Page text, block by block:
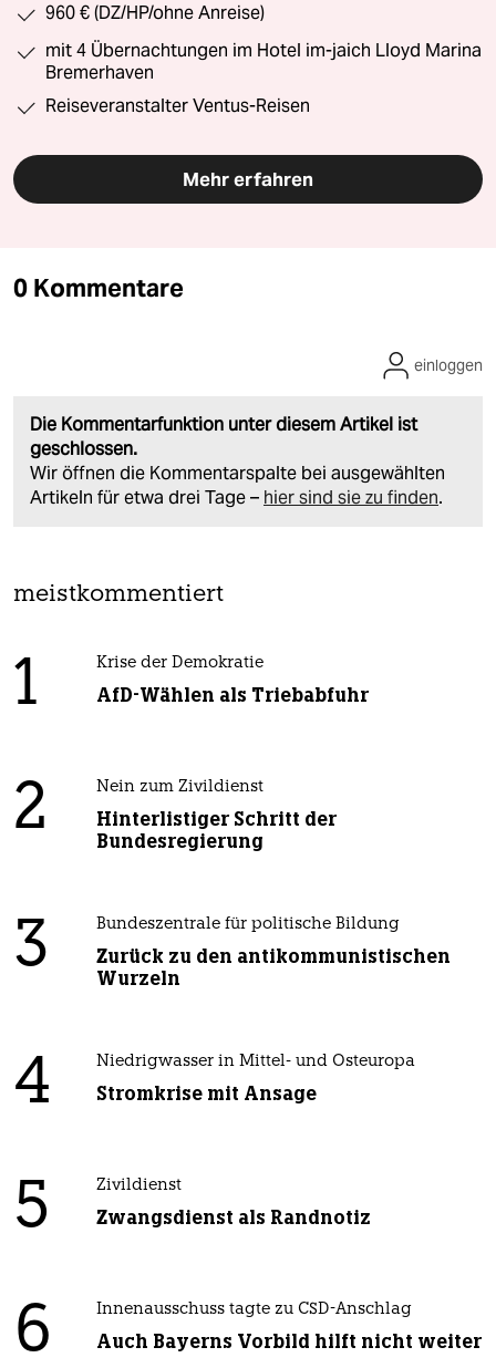
960 € (DZ/HP/ohne Anreise)
mit 4 Übernachtungen im Hotel im-jaich Lloyd Marina
Bremerhaven
Reiseveranstalter Ventus-Reisen
Mehr erfahren
0 Kommentare
Die Kommentarfunktion unter diesem Artikel ist
geschlossen.
Wir öffnen die Kommentarspalte bei ausgewählten
Artikeln für etwa drei Tage – hier sind sie zu finden.
einloggen
meistkommentiert
1 Krise der Demokratie
AfD-Wählen als Triebabfuhr
2 Nein zum Zivildienst
Hinterlistiger Schritt der
Bundesregierung
3 Bundeszentrale für politische Bildung
Zurück zu den antikommunistischen
Wurzeln
4 Niedrigwasser in Mittel- und Osteuropa
Stromkrise mit Ansage
5 Zivildienst
Zwangsdienst als Randnotiz
6 Innenausschuss tagte zu CSD-Anschlag
Auch Bayerns Vorbild hilft nicht weiter